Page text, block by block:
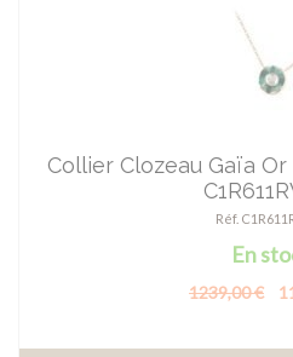
Collier Clozeau Gaïa
Réf.
En
1239,00 €